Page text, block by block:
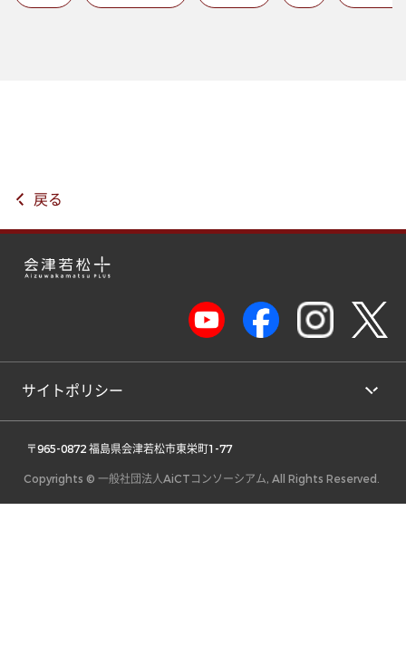
戻る
サイトポリシー
〒965-0872 福島県会津若松市東栄町1-77
Copyrights © 一般社団法人AiCTコンソーシアム, All Rights Reserved.